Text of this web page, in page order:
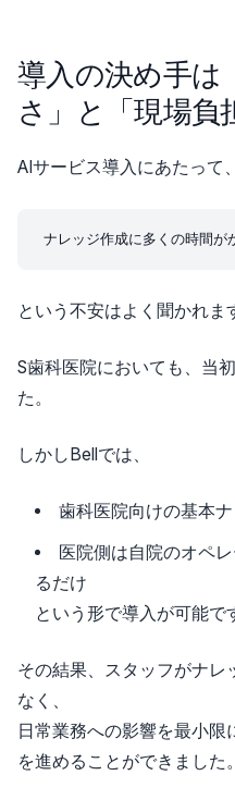
導入の決め手は
さ」と「現場負
AIサービス導入にあたって、
という不安はよく聞かれま
S歯科医院においても、当
た。
しかしBellでは、
歯科医院向けの基本
医院側は自院のオペ
るだけ
という形で導入が可能で
その結果、スタッフがナレ
なく、
日常業務への影響を最小
を進めることができました。